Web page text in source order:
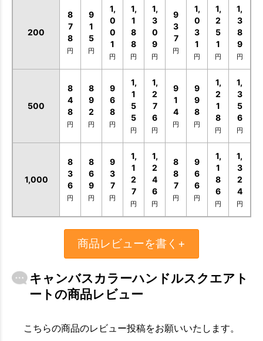
200
8
7
8
円
9
1
5
円
1,
0
0
1
円
1,
1
8
8
円
1,
3
0
9
円
9
3
7
円
1,
0
3
1
円
1,
2
5
1
円
1,
3
8
9
円
500
8
4
8
円
8
9
2
円
9
6
8
円
1,
1
5
5
円
1,
2
7
6
円
9
1
4
円
9
9
8
円
1,
2
1
8
円
1,
3
5
6
円
1,000
8
3
6
円
8
6
9
円
9
3
7
円
1,
1
2
7
円
1,
2
4
6
円
8
8
7
円
9
6
6
円
1,
1
8
6
円
1,
3
2
4
円
商品レビューを書く+
キャンバスカラーハンドルスクエアト
ートの商品レビュー
こちらの商品のレビュー投稿をお願いいたします。